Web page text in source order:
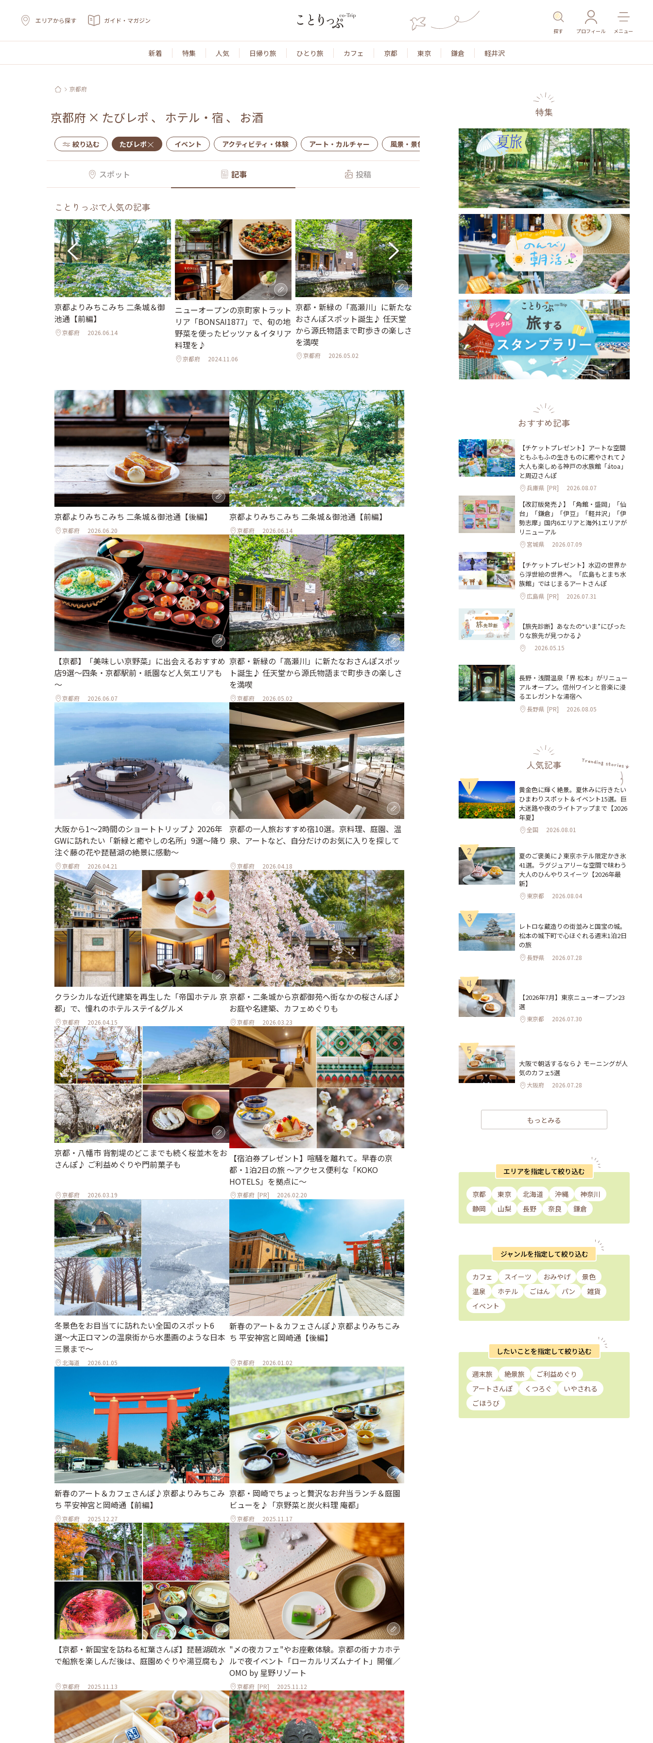
エリアから探す ガイド・マガジン
探す プロフィール メニュー
新着 特集 人気 日帰り旅 ひとり旅 カフェ 京都 東京 鎌倉 軽井沢
京都府
京都府 × たびレポ 、 ホテル・宿 、 お酒
絞り込む たびレポ イベント アクティビティ・体験 アート・カルチャー 風景・景色 名所・旧跡 温泉・スパ その他施設 ごはん
スポット 記事 投稿
ことりっぷで人気の記事
京都よりみちこみち 二条城＆御
池通【前編】
京都府 2026.06.14
ニューオープンの京町家トラット
リア「BONSAI1877」で、旬の地
野菜を使ったピッツァ＆イタリア
料理を♪
京都府 2024.11.06
京都・新緑の「高瀬川」に新たな
おさんぽスポット誕生♪ 任天堂
から源氏物語まで町歩きの楽しさ
を満喫
京都府 2026.05.02
京都・岡崎でちょっと贅沢なお弁
当ランチ＆庭園ビューを♪「京野
菜と炭火料理 庵都」
2025.11.17
京都よりみちこみち 二条城＆御池通【後編】
京都府 2026.06.20
京都よりみちこみち 二条城＆御池通【前編】
京都府 2026.06.14
【京都】「美味しい京野菜」に出会えるおすすめ
店9選～四条・京都駅前・祇園など人気エリアも
～
京都府 2026.06.07
京都・新緑の「高瀬川」に新たなおさんぽスポッ
ト誕生♪ 任天堂から源氏物語まで町歩きの楽しさ
を満喫
京都府 2026.05.02
大阪から1〜2時間のショートトリップ♪ 2026年
GWに訪れたい「新緑と癒やしの名所」9選～降り
注ぐ藤の花や琵琶湖の絶景に感動～
京都府 2026.04.21
京都の一人旅おすすめ宿10選。京料理、庭園、温
泉、アートなど、自分だけのお気に入りを探して
京都府 2026.04.18
クラシカルな近代建築を再生した「帝国ホテル 京
都」で、憧れのホテルステイ&グルメ
京都府 2026.04.15
京都・二条城から京都御苑へ街なかの桜さんぽ♪
お庭や名建築、カフェめぐりも
京都府 2026.03.23
京都・八幡市 背割堤のどこまでも続く桜並木をお
さんぽ♪ ご利益めぐりや門前菓子も
京都府 2026.03.19
【宿泊券プレゼント】喧騒を離れて。早春の京
都・1泊2日の旅 ～アクセス便利な「KOKO
HOTELS」を拠点に～
京都府 [PR] 2026.02.20
冬景色をお目当てに訪れたい全国のスポット6
選〜大正ロマンの温泉街から水墨画のような日本
三景まで〜
北海道 2026.01.05
新春のアート＆カフェさんぽ♪京都よりみちこみ
ち 平安神宮と岡崎通【後編】
京都府 2026.01.02
新春のアート＆カフェさんぽ♪京都よりみちこみ
ち 平安神宮と岡崎通【前編】
京都府 2025.12.27
京都・岡崎でちょっと贅沢なお弁当ランチ＆庭園
ビューを♪「京野菜と炭火料理 庵都」
京都府 2025.11.17
【京都・新国宝を訪ねる紅葉さんぽ】琵琶湖疏水
で船旅を楽しんだ後は、庭園めぐりや湯豆腐も♪
京都府 2025.11.13
"〆の夜カフェ"やお座敷体験。京都の街ナカホテ
ルで夜イベント「ローカルリズムナイト」開催／
OMO by 星野リゾート
京都府 [PR] 2025.11.12
特集
おすすめ記事
【チケットプレゼント】アートな空間
ともふもふの生きものに癒やされて♪
大人も楽しめる神戸の水族館「átoa」
と周辺さんぽ
兵庫県 [PR] 2026.08.07
【改訂版発売♪】「角館・盛岡」「仙
台」「鎌倉」「伊豆」「軽井沢」「伊
勢志摩」国内6エリアと海外1エリアが
リニューアル
宮城県 2026.07.09
【チケットプレゼント】水辺の世界か
ら浮世絵の世界へ。「広島もとまち水
族館」ではじまるアートさんぽ
広島県 [PR] 2026.07.31
【旅先診断】あなたの“いま”にぴった
りな旅先が見つかる♪
2026.05.15
長野・浅間温泉「界 松本」がリニュー
アルオープン。信州ワインと音楽に浸
るエレガントな湯宿へ
長野県 [PR] 2026.08.05
人気記事
1
黄金色に輝く絶景。夏休みに行きたい
ひまわりスポット＆イベント15選。巨
大迷路や夜のライトアップまで【2026
年夏】
全国 2026.08.01
2
夏のご褒美に♪東京ホテル限定かき氷
41選。ラグジュアリーな空間で味わう
大人のひんやりスイーツ【2026年最
新】
東京都 2026.08.04
3
レトロな蔵造りの街並みと国宝の城。
松本の城下町で心ほぐれる週末1泊2日
の旅
長野県 2026.07.28
4
【2026年7月】東京ニューオープン23
選
東京都 2026.07.30
5
大阪で朝活するなら♪ モーニングが人
気のカフェ5選
大阪府 2026.07.28
もっとみる
エリアを指定して絞り込む
京都 東京 北海道 沖縄
神奈川
静岡
山梨 長野 奈良 鎌倉
ジャンルを指定して絞り込む
カフェ スイーツ おみやげ
景色
温泉
ホテル ごはん パン
雑貨
イベント
したいことを指定して絞り込む
週末旅 絶景旅
ご利益めぐり
アートさんぽ
くつろぐ
いやされる
ごほうび